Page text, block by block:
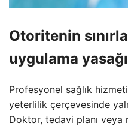
Otoritenin
uygulama yasağı
Profesyonel sağlık
yeterlilik çerçevesinde
Doktor, tedavi planı veya